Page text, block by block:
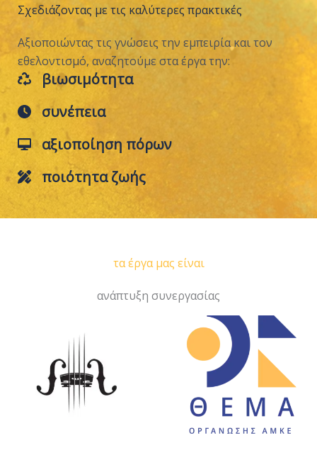
Σχεδιάζοντας με τις καλύτερες πρακτικές
Αξιοποιώντας τις γνώσεις την εμπειρία και τον
εθελοντισμό, αναζητούμε στα έργα την:
βιωσιμότητα
συνέπεια
αξιοποίηση πόρων
ποιότητα ζωής
τα έργα μας είναι
ανάπτυξη συνεργασίας